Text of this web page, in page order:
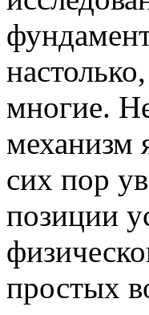
многие.
механизм
сих пор
позиции
простых